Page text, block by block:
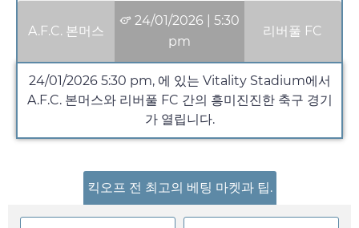
A.F.C. 본머스
24/01/2026
5:30
pm
리버풀 FC
24/01/2026 5:30 pm, 에 있는 Vitality Stadium에서
A.F.C. 본머스와 리버풀 FC 간의 흥미진진한 축구 경기
가 열립니다.
킥오프 전 최고의 베팅 마켓과 팁.